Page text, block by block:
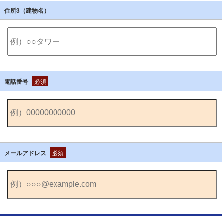
住所3（建物名）
電話番号 必須
メールアドレス 必須